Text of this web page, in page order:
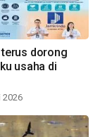
dorong
usaha di
2026